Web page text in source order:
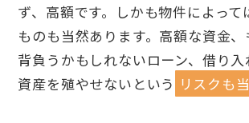
ず、高額です。しかも物件によって
ものも当然あります。高額な資金
背負うかもしれないローン、借り
資産を殖やせないという リスクも